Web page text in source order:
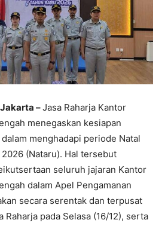
Jakarta –Jasa Raharja Kantor
menegaskan kesiapan
menghadapi periode Natal
(Nataru). Hal tersebut
seluruh jajaran Kantor
dalam Apel Pengamanan
secara serentak dan terpusat
Raharja pada Selasa (16/12), serta